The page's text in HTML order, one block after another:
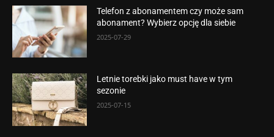
Telefon z abonamentem czy może sam
abonament? Wybierz opcję dla siebie
2025-07-29
Letnie torebki jako must have w tym
sezonie
2025-07-15